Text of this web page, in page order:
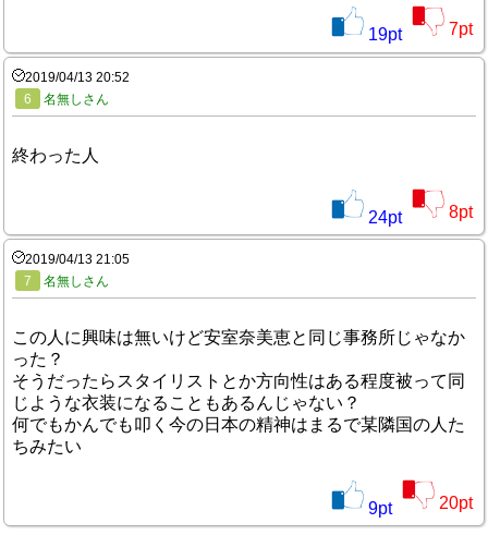
19pt 7pt
2019/04/13 20:52
6
名無しさん
終わった人
24pt 8pt
2019/04/13 21:05
7
名無しさん
この人に興味は無いけど安室奈美恵と同じ事務所じゃなか
った？
そうだったらスタイリストとか方向性はある程度被って同
じような衣装になることもあるんじゃない？
何でもかんでも叩く今の日本の精神はまるで某隣国の人た
ちみたい
9pt 20pt